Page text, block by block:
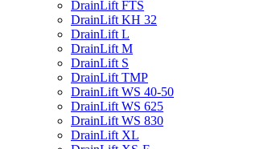
DrainLift FTS
DrainLift KH 32
DrainLift L
DrainLift M
DrainLift S
DrainLift TMP
DrainLift WS 40-50
DrainLift WS 625
DrainLift WS 830
DrainLift XL